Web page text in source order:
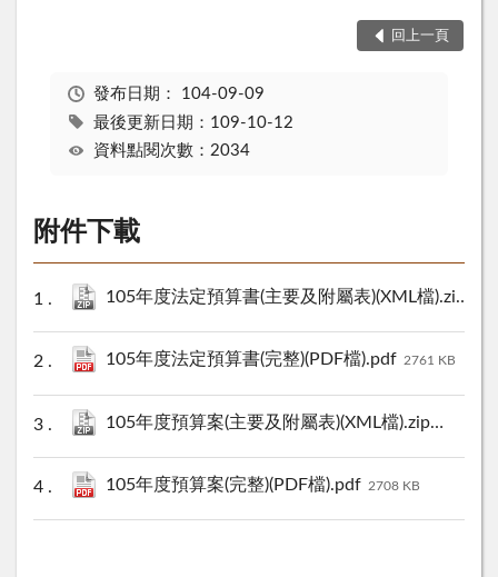
回上一頁
發布日期： 104-09-09
最後更新日期：109-10-12
資料點閱次數：2034
附件下載
105年度法定預算書(主要及附屬表)(XML檔).zip
105年度法定預算書(完整)(PDF檔).pdf 2761 KB
105年度預算案(主要及附屬表)(XML檔).zip 25 KB
105年度預算案(完整)(PDF檔).pdf 2708 KB